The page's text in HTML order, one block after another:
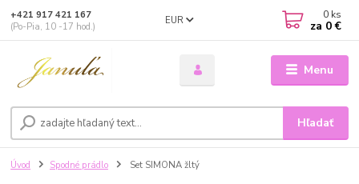
Menu
EUR
Hľadať
+421 917 421 167
(Po-Pia, 10 -17 hod.)
0 ks
za 0 €
Úvod Spodné prádlo Set SIMONA žltý